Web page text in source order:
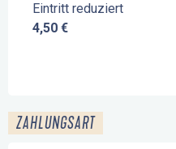
Eintritt reduziert
4,50 €
ZAHLUNGSART